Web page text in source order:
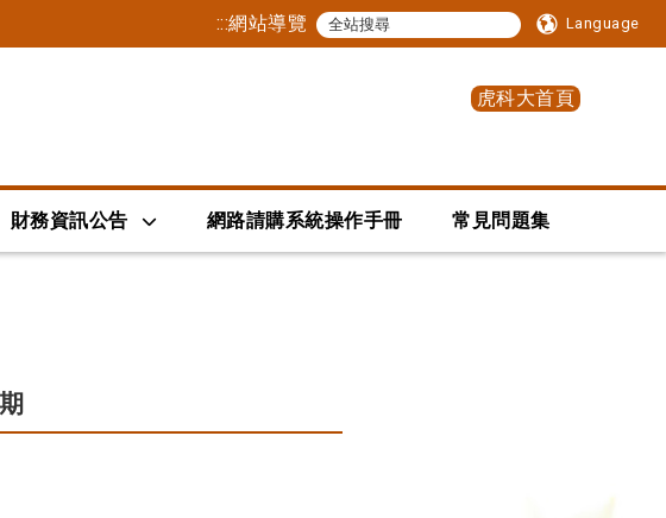
:::網站導覽 Language
虎科大首頁
財務資訊公告 網路請購系統操作手冊 常見問題集